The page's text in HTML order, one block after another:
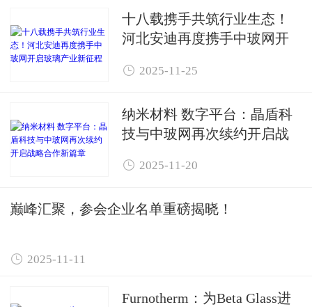
十八载携手共筑行业生态！
河北安迪再度携手中玻网开
 2025-11-25
纳米材料 数字平台：晶盾科
技与中玻网再次续约开启战
 2025-11-20
巅峰汇聚，参会企业名单重磅揭晓！
 2025-11-11
Furnotherm：为Beta Glass进